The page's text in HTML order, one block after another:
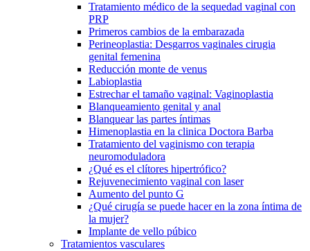
Tratamiento médico de la sequedad vaginal con
PRP
Primeros cambios de la embarazada
Perineoplastia: Desgarros vaginales cirugia
genital femenina
Reducción monte de venus
Labioplastia
Estrechar el tamaño vaginal: Vaginoplastia
Blanqueamiento genital y anal
Blanquear las partes íntimas
Himenoplastia en la clinica Doctora Barba
Tratamiento del vaginismo con terapia
neuromoduladora
¿Qué es el clítores hipertrófico?
Rejuvenecimiento vaginal con laser
Aumento del punto G
¿Qué cirugía se puede hacer en la zona íntima de
la mujer?
Implante de vello púbico
Tratamientos vasculares